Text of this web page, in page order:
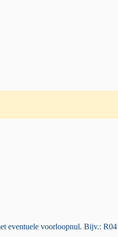
eventuele voorloopnul. Bijv.: R04